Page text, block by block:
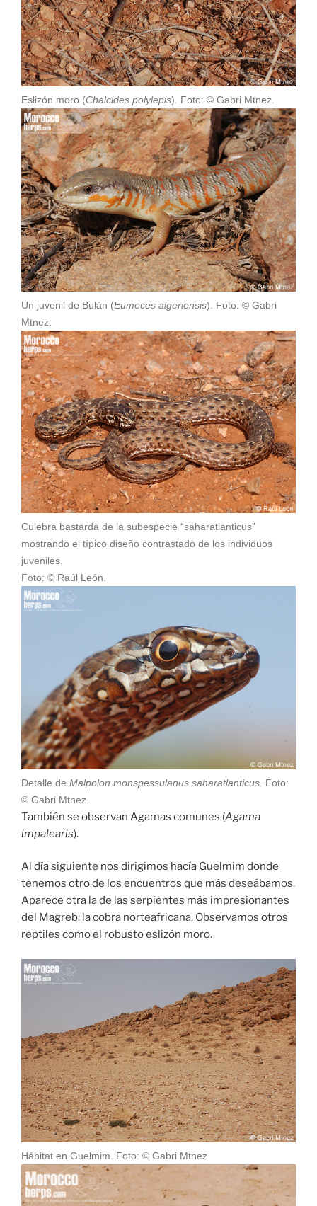
Eslizón moro (Chalcides polylepis). Foto: © Gabri Mtnez.
Un juvenil de Bulán (Eumeces algeriensis). Foto: © Gabri
Mtnez.
Culebra bastarda de la subespecie “saharatlanticus”
mostrando el típico diseño contrastado de los individuos
juveniles.
Foto: © Raúl León.
Detalle de Malpolon monspessulanus saharatlanticus . Foto:
© Gabri Mtnez.
También se observan Agamas comunes (Agama
impalearis).
Al día siguiente nos dirigimos hacía Guelmim donde
tenemos otro de los encuentros que más deseábamos.
Aparece otra la de las serpientes más impresionantes
del Magreb: la cobra norteafricana. Observamos otros
reptiles como el robusto eslizón moro.
Hábitat en Guelmim. Foto: © Gabri Mtnez.